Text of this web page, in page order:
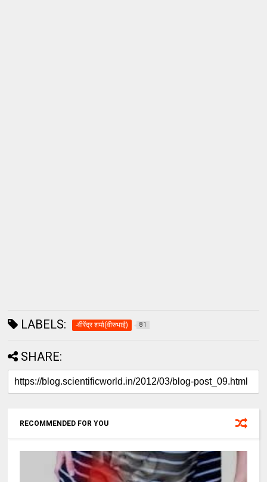
LABELS: -वीरेंद्र शर्मा(वीरुभाई) 81
SHARE:
RECOMMENDED FOR YOU